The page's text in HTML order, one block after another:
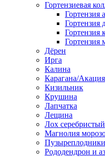
Гортензиевая
Гортензия
Гортензия
Гортензия
Гортензия
Дёрен
Ирга
Калина
Карагана/Акация
Кизильник
Крушина
Лапчатка
Лещина
Лох серебристый
Магнолия
Пузыреплодники
Рододендрон и